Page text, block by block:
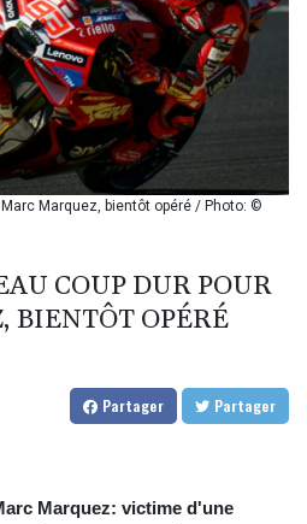
BIF 2985.079791
BMD 1
BND 1.277602
BOB 11.849673
BRL 5.083304
BSD 0.997016
BWP 13.457596
BZD 2.00519
CAD 1.39545
CDF 2262.50392
CLP 913.560396
3142.844787
Marquez, bientôt opéré / Photo: ©
COUP DUR POUR
BIENTÔT OPÉRÉ
Partager Partager
Marquez: victime d'une